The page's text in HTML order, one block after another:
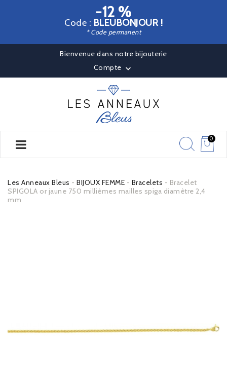
-12 %
Code : BLEUBONJOUR !
* Code permanent
Bienvenue dans notre bijouterie
Compte 
0
Les Anneaux Bleus BIJOUX FEMME Bracelets
Bracelet
SPIGOLA or jaune 750 millièmes mailles spiga diamètre 2,4
mm